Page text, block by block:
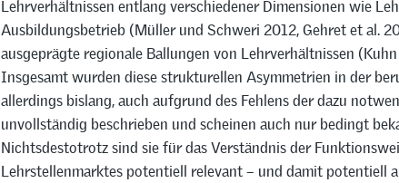
Lehrverhältnissen entlang verschiedener Dimensionen wie
Ausbildungsbetrieb (Müller und Schweri 2012, Gehret et al.
ausgeprägte regionale Ballungen von Lehrverhältnissen
Insgesamt wurden diese strukturellen Asymmetrien in der
allerdings bislang, auch aufgrund des Fehlens der dazu
unvollständig beschrieben und scheinen auch nur bedingt
Nichtsdestotrotz sind sie für das Verständnis der
Lehrstellenmarktes potentiell relevant – und damit potentiell